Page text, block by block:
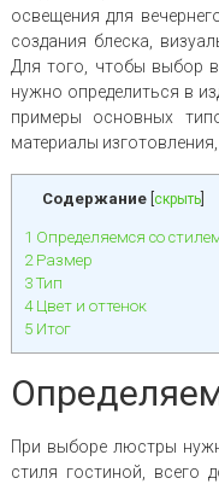
освещения для
создания блеска,
Для того, чтобы выбор
нужно определиться в
примеры основных
материалы изготовления,
Содержание скрыть]
1 Определяемся со
2Размер
3Тип
4Цвет и оттенок
5Итог
При выборе люстры
стиля гостиной, всего